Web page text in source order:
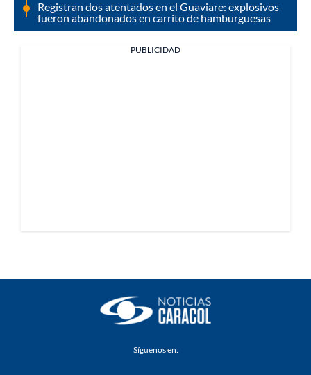
Registran dos atentados en el Guaviare: explosivos
fueron abandonados en carrito de hamburguesas
PUBLICIDAD
Síguenos en: